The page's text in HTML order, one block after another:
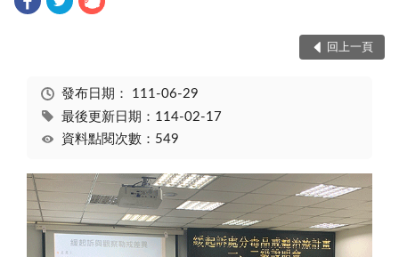
回上一頁
發布日期： 111-06-29
最後更新日期：114-02-17
資料點閱次數：549